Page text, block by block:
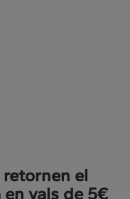
DIGITAL?
el
vals de 5€